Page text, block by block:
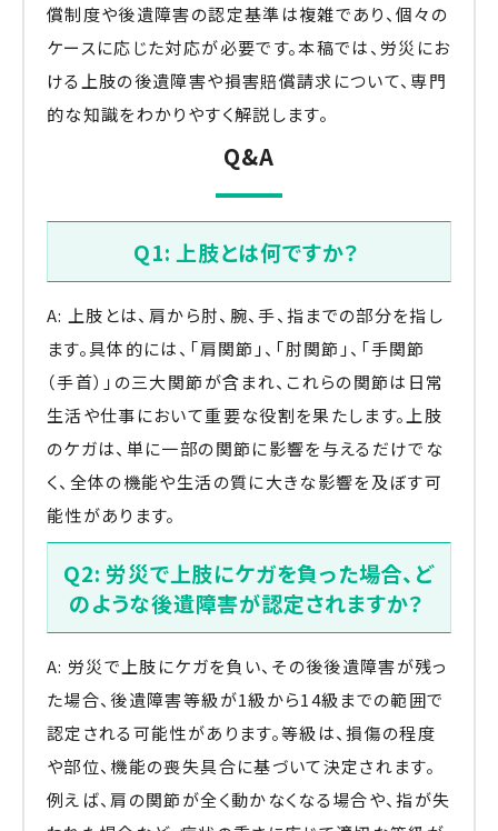
償制度や後遺障害の認定基準は複雑であり、個々の
ケースに応じた対応が必要です。本稿では、労災にお
ける上肢の後遺障害や損害賠償請求について、専門
的な知識をわかりやすく解説します。
Q&A
Q1: 上肢とは何ですか？
A: 上肢とは、肩から肘、腕、手、指までの部分を指し
ます。具体的には、「肩関節」、「肘関節」、「手関節
（手首）」の三大関節が含まれ、これらの関節は日常
生活や仕事において重要な役割を果たします。上肢
のケガは、単に一部の関節に影響を与えるだけでな
く、全体の機能や生活の質に大きな影響を及ぼす可
能性があります。
Q2: 労災で上肢にケガを負った場合、ど
のような後遺障害が認定されますか？
A: 労災で上肢にケガを負い、その後後遺障害が残っ
た場合、後遺障害等級が1級から14級までの範囲で
認定される可能性があります。等級は、損傷の程度
や部位、機能の喪失具合に基づいて決定されます。
例えば、肩の関節が全く動かなくなる場合や、指が失